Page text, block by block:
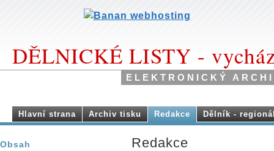
DĚLNICKÉ LISTY -
ELEKTRONICKÝ
Hlavní strana Archiv tisku Redakce Dělník -
Redakce
Obsah